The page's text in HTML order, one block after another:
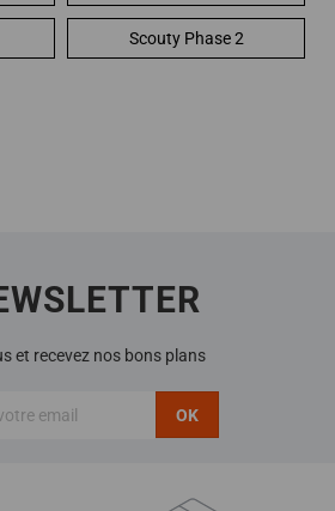
Scouty Phase 2
et recevez nos bons plans
OK